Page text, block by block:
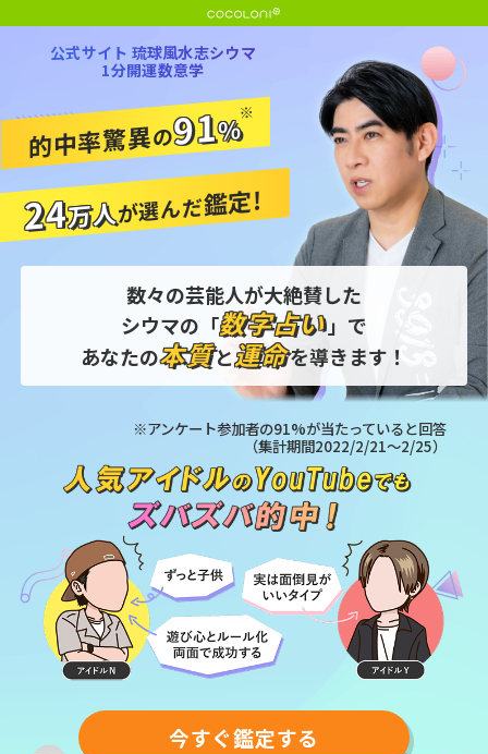
公式サイト 琉球風水志シウマ
1分開運数意学
24万人が選んだ鑑定!
的中率驚異の91%※
※アンケート参加者の91%が当たっていると回答
（集計期間2022/2/21～2/25）
数々の芸能人が大絶賛した
シウマの「数字占い 」で
あなたの本質と運命を導きます！
今すぐ鑑定する